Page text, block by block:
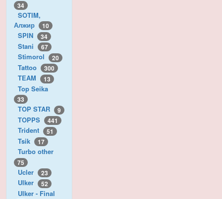
34
SOTIM,
Алжир
10
SPIN 34
Stani 67
Stimorol 20
Tattoo 300
TEAM 13
Top Seika
33
TOP STAR 9
TOPPS 441
Trident 51
Tsik 17
Turbo other
75
Ucler 23
Ulker 52
Ulker - Final